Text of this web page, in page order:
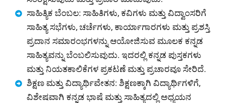
ಸಾಹಿತ್ಯಿಕ ಬೆಂಬಲ: ಸಾಹಿತಿಗಳು, ಕವಿಗಳು ಮತ್ತು ವಿದ್ವಾಂಸರಿಗೆ
ಸಾಹಿತ್ಯ ಸಭೆಗಳು, ಚರ್ಚೆಗಳು, ಕಾರ್ಯಾಗಾರಗಳು ಮತ್ತು ಪ್ರಶಸ್ತಿ
ಪ್ರದಾನ ಸಮಾರಂಭಗಳನ್ನು ಆಯೋಜಿಸುವ ಮೂಲಕ ಕನ್ನಡ
ಸಾಹಿತ್ಯವನ್ನು ಬೆಂಬಲಿಸುವುದು. ಇದರಲ್ಲಿ ಕನ್ನಡ ಪುಸ್ತಕಗಳು
ಮತ್ತು ನಿಯತಕಾಲಿಕೆಗಳ ಪ್ರಕಟಣೆ ಮತ್ತು ಪ್ರಚಾರವೂ ಸೇರಿದೆ.
ಶಿಕ್ಷಣ ಮತ್ತು ವಿದ್ಯಾರ್ಥಿವೇತನ: ಶಿಕ್ಷಣಕ್ಕಾಗಿ ವಿದ್ಯಾರ್ಥಿಗಳಿಗೆ,
ವಿಶೇಷವಾಗಿ ಕನ್ನಡ ಭಾಷೆ ಮತ್ತು ಸಾಹಿತ್ಯದಲ್ಲಿ ಅಧ್ಯಯನ